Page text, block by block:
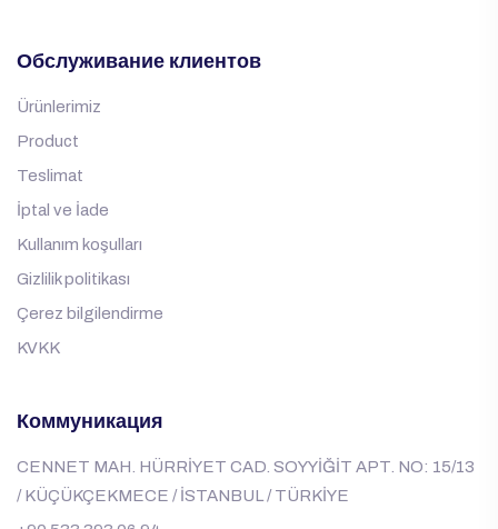
Обслуживание клиентов
Ürünlerimiz
Product
Teslimat
İptal ve İade
Kullanım koşulları
Gizlilik politikası
Çerez bilgilendirme
KVKK
Коммуникация
CENNET MAH. HÜRRİYET CAD. SOYYİĞİT APT. NO: 15/13
/ KÜÇÜKÇEKMECE / İSTANBUL / TÜRKİYE